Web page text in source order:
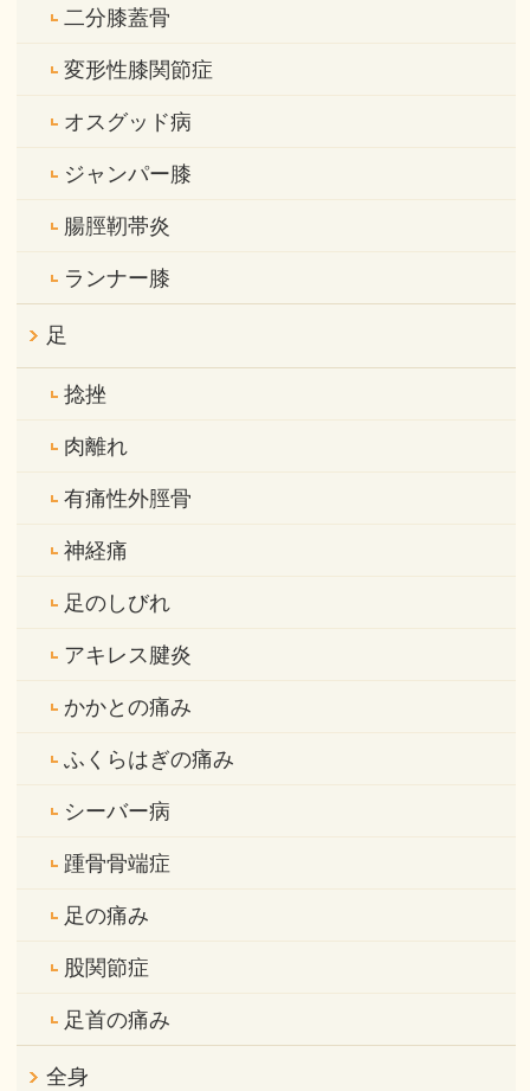
二分膝蓋骨
変形性膝関節症
オスグッド病
ジャンパー膝
腸脛靭帯炎
ランナー膝
足
捻挫
肉離れ
有痛性外脛骨
神経痛
足のしびれ
アキレス腱炎
かかとの痛み
ふくらはぎの痛み
シーバー病
踵骨骨端症
足の痛み
股関節症
足首の痛み
全身